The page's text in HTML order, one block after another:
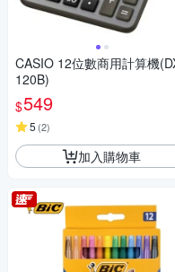
CASIO 12位數商用計算機
120B)
$549
5 (2)
加入購物車